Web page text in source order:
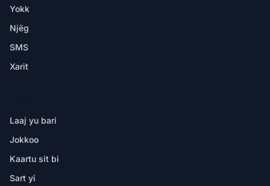
Yokk
Njëg
SMS
Xarit
Laaj yu bari
Jokkoo
Kaartu sit bi
Sart yi